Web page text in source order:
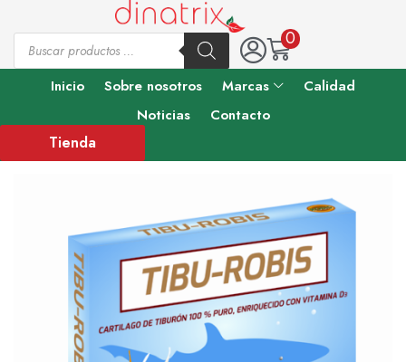
0
Inicio Sobre nosotros Marcas
Calidad
Noticias
Contacto
Tienda